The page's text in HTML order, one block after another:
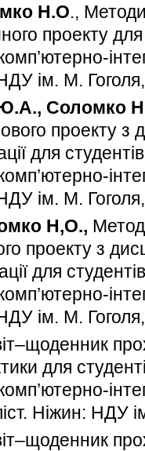
Н.О.,
проекту для
ім. М.
Ю.А., Соломко
проекту з
для
ім. М.
Н,О.,
проекту з
для
ім. М.
для
Ніжин: НДУ